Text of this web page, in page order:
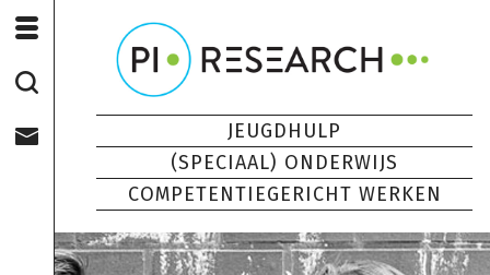
JEUGDHULP
(SPECIAAL) ONDERWIJS
COMPETENTIEGERICHT WERKEN